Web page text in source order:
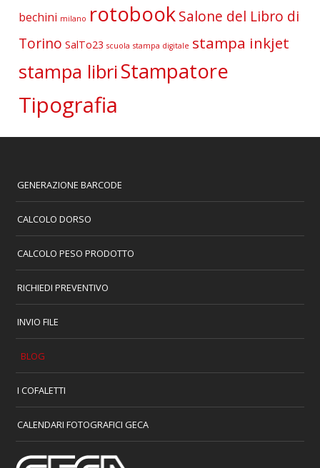
bechini milano rotobookSalone del Libro di
Torino SalTo23 scuola stampa digitale stampa inkjet
stampa libriStampatore
Tipografia
GENERAZIONE BARCODE
CALCOLO DORSO
CALCOLO PESO PRODOTTO
RICHIEDI PREVENTIVO
INVIO FILE
BLOG
I COFALETTI
CALENDARI FOTOGRAFICI GECA